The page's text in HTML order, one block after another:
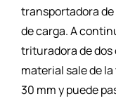
transportadora
de carga. A
trituradora de dos
material sale de
30 mm y puede